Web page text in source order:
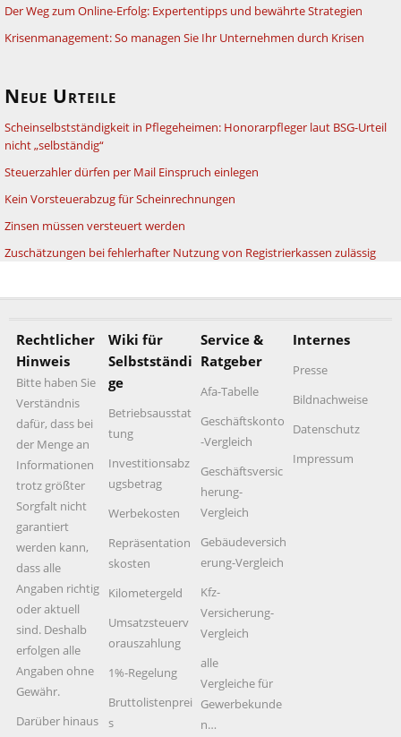
Der Weg zum Online-Erfolg: Expertentipps und bewährte Strategien
Krisenmanagement: So managen Sie Ihr Unternehmen durch Krisen
Neue Urteile
Scheinselbstständigkeit in Pflegeheimen: Honorarpfleger laut BSG-Urteil
nicht „selbständig“
Steuerzahler dürfen per Mail Einspruch einlegen
Kein Vorsteuerabzug für Scheinrechnungen
Zinsen müssen versteuert werden
Zuschätzungen bei fehlerhafter Nutzung von Registrierkassen zulässig
Rechtlicher
Hinweis
Bitte haben Sie
Verständnis
dafür, dass bei
der Menge an
Informationen
trotz größter
Sorgfalt nicht
garantiert
werden kann,
dass alle
Angaben richtig
oder aktuell
sind. Deshalb
erfolgen alle
Angaben ohne
Gewähr.
Darüber hinaus
Wiki für
Selbstständi
ge
Betriebsausstat
tung
Investitionsabz
ugsbetrag
Werbekosten
Repräsentation
skosten
Kilometergeld
Umsatzsteuerv
orauszahlung
1%-Regelung
Bruttolistenprei
s
Service &
Ratgeber
Afa-Tabelle
Geschäftskonto
-Vergleich
Geschäftsversic
herung-
Vergleich
Gebäudeversich
erung-Vergleich
Kfz-
Versicherung-
Vergleich
alle
Vergleiche für
Gewerbekunde
n…
Internes
Presse
Bildnachweise
Datenschutz
Impressum